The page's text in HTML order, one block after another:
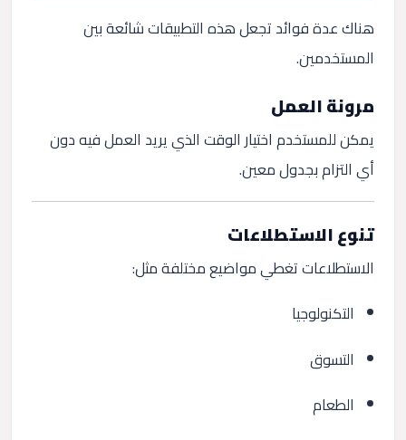
هناك عدة فوائد تجعل هذه التطبيقات شائعة بين
المستخدمين.
مرونة العمل
يمكن للمستخدم اختيار الوقت الذي يريد العمل فيه دون
أي التزام بجدول معين.
تنوع الاستطلاعات
الاستطلاعات تغطي مواضيع مختلفة مثل:
التكنولوجيا
التسوق
الطعام